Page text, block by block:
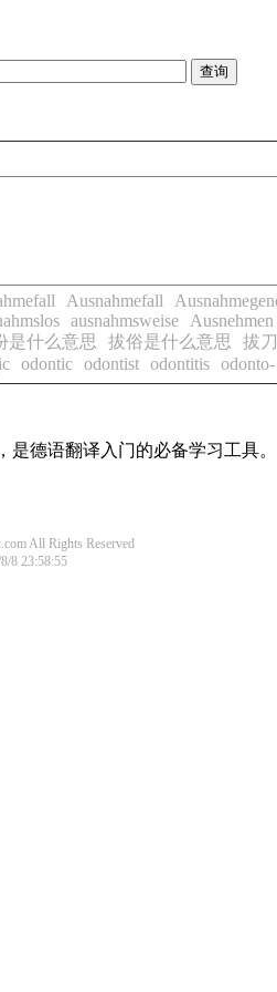
Ausnahmefall
ausnahmsweise Ausnehmen
是什么意思 拔俗是什么意思 拔
odontic odontist odontitis odonto-
德语翻译入门的必备学习工具。
All Rights Reserved
8 23:58:55